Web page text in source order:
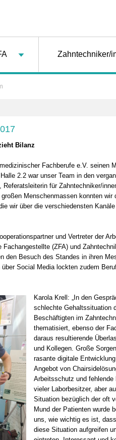
Zahntechniker/
Bilanz
Fachberufe e.V. seinen
2.2 war unser Team in den
für Zahntechniker/
Menschenmassen konnten wir
wir über die verschiedensten
und Vertreter der
(ZFA) und
den Besuch des Standes in ihren
Social Media lockten zudem
Karola Krell: „In den
schlechte Gehaltssituation
Beschäftigten im
thematisiert, ebenso der
daraus resultierende
und Kollegen. Große
rasante digitale
Angebot von
Arbeitsschutz und fehlende
vieler Laborbesitzer, aber
Situation bezüglich der oft
Mund der Patienten wurde
uns, wie wichtig es ist,
diese Situation aufgreifen